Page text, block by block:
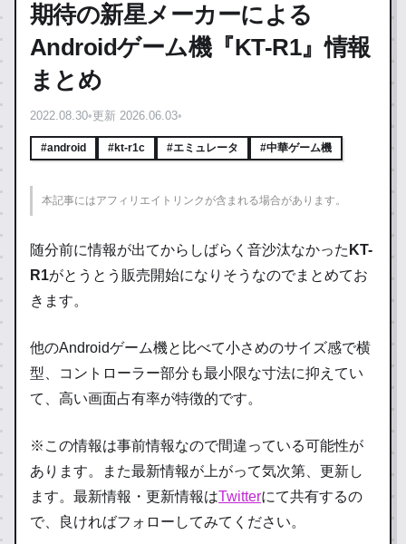
期待の新星メーカーによる
Androidゲーム機『KT-R1』情報
まとめ
2022.08.30• 更新 2026.06.03•
#android #kt-r1c #エミュレータ #中華ゲーム機
本記事にはアフィリエイトリンクが含まれる場合があります。
随分前に情報が出てからしばらく音沙汰なかった KT-
R1がとうとう販売開始になりそうなのでまとめてお
きます。
他のAndroidゲーム機と比べて小さめのサイズ感で横
型、コントローラー部分も最小限な寸法に抑えてい
て、高い画面占有率が特徴的です。
※この情報は事前情報なので間違っている可能性が
あります。また最新情報が上がって気次第、更新し
ます。最新情報・更新情報はTwitterにて共有するの
で、良ければフォローしてみてください。